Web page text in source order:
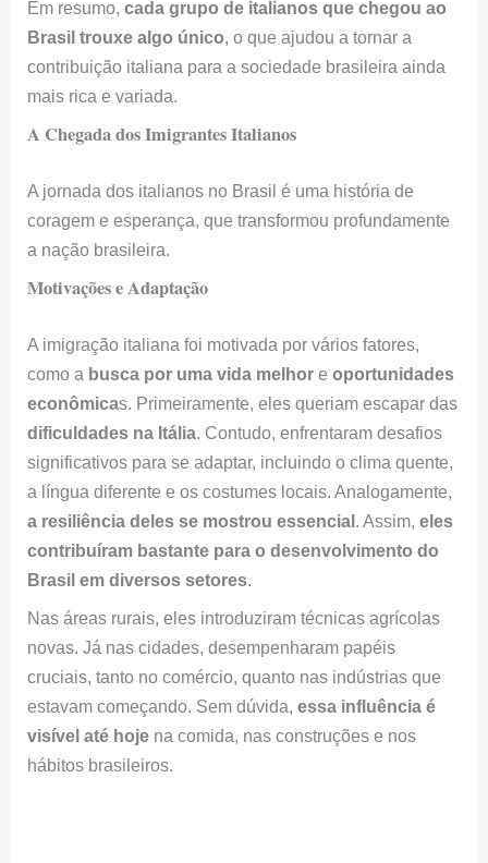
contribuição italiana para a sociedade brasileira ainda
mais rica e variada.
A Chegada dos Imigrantes Italianos
A jornada dos italianos no Brasil é uma história de
a nação brasileira.
Motivações e Adaptação
A imigração italiana foi motivada por vários fatores,
econômica s. Primeiramente, eles queriam escapar das
dificuldades na Itália. Contudo, enfrentaram desafios
significativos para se adaptar, incluindo o clima quente,
a língua diferente e os costumes locais. Analogamente,
a resiliência deles se mostrou essencial. Assim,eles
contribuíram bastante para o desenvolvimento do
Brasil em diversos setores.
Nas áreas rurais, eles introduziram técnicas agrícolas
cruciais, tanto no comércio, quanto nas indústrias que
estavam começando. Sem dúvida,essa influência é
visível até hojena comida, nas construções e nos
hábitos brasileiros.